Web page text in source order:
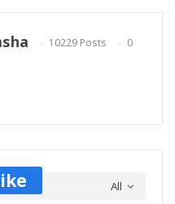
10229 Posts
0
All